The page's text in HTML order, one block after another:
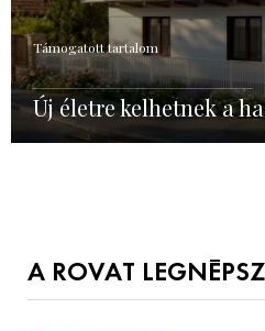
Támogatott tartalom
Új életre kelhetnek a
A ROVAT